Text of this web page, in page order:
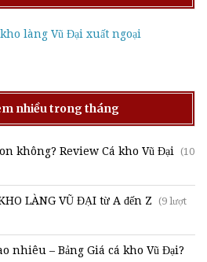
làng Vũ Đại xuất ngoại
nhiều trong tháng
không? Review Cá kho Vũ Đại (10
LÀNG VŨ ĐẠI từ A đến Z (9 lượt
nhiêu – Bảng Giá cá kho Vũ Đại?